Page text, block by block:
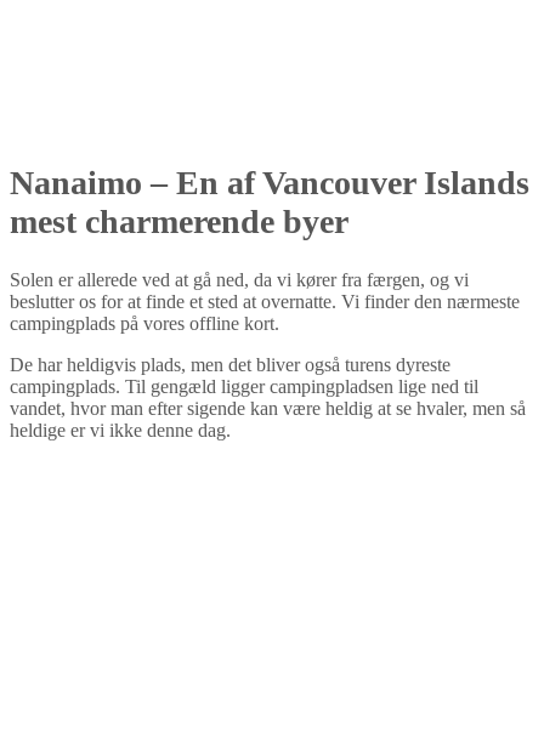
Nanaimo – En af Vancouver Islands
mest charmerende byer
Solen er allerede ved at gå ned, da vi kører fra færgen, og vi
beslutter os for at finde et sted at overnatte. Vi finder den nærmeste
campingplads på vores offline kort.
De har heldigvis plads, men det bliver også turens dyreste
campingplads. Til gengæld ligger campingpladsen lige ned til
vandet, hvor man efter sigende kan være heldig at se hvaler, men så
heldige er vi ikke denne dag.